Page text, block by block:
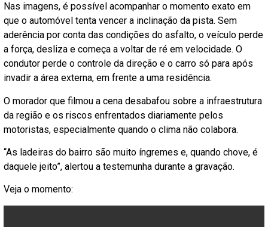
Nas imagens, é possível acompanhar o momento exato em
que o automóvel tenta vencer a inclinação da pista. Sem
aderência por conta das condições do asfalto, o veículo perde
a força, desliza e começa a voltar de ré em velocidade. O
condutor perde o controle da direção e o carro só para após
invadir a área externa, em frente a uma residência.
O morador que filmou a cena desabafou sobre a infraestrutura
da região e os riscos enfrentados diariamente pelos
motoristas, especialmente quando o clima não colabora.
“As ladeiras do bairro são muito íngremes e, quando chove, é
daquele jeito”, alertou a testemunha durante a gravação.
Veja o momento: